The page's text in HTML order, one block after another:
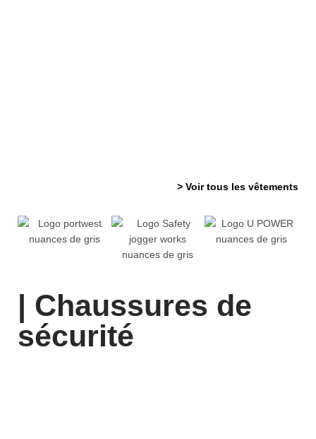
> Voir tous les vêtements
| Chaussures de
sécurité